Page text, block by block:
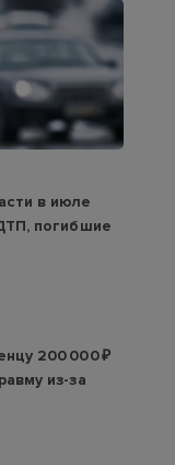
в июле
погибшие
200 000 ₽
из-за